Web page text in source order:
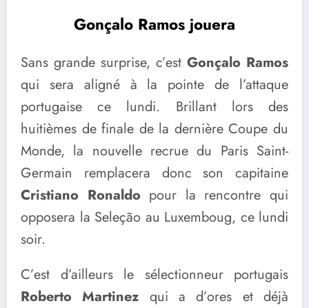
Gonçalo Ramos jouera
Sans grande surprise, c’est Gonçalo Ramos
qui sera aligné à la pointe de l’attaque
portugaise ce lundi. Brillant lors des
huitièmes de finale de la dernière Coupe du
Monde, la nouvelle recrue du Paris Saint-
Germain remplacera donc son capitaine
Cristiano Ronaldo pour la rencontre qui
opposera la Seleção au Luxemboug, ce lundi
soir.
C’est d’ailleurs le sélectionneur portugais
Roberto Martinez qui a d’ores et déjà